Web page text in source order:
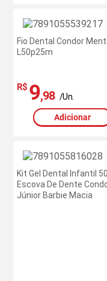
Fio Dental Condor
L50p25m
R$ 9,98 /Un.
Adicionar
Kit Gel Dental Infantil
Escova De Dente
Júnior Barbie Macia